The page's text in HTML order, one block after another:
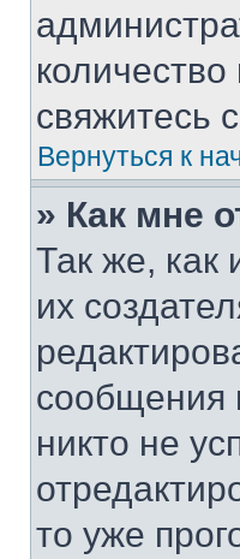
свяжитесь
Вернуться к
» Как мне
Так же, как
их
сообщения
никто не
то уже